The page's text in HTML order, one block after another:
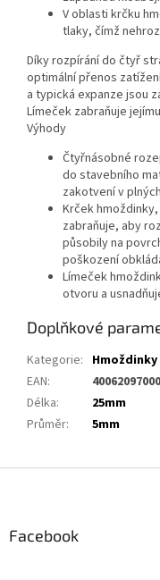
V oblasti krčku
tlaky, čímž
Díky rozpírání do čtyř
optimální přenos
a typická expanze jsou
Límeček zabraňuje
Výhody
Čtyřnásobné
do stavebního
zakotvení v
Krček
zabraňuje, aby
působily na
poškození
Límeček
otvoru a
Doplňkové
Kategorie: Hmoždinky
EAN:
Délka:
25mm
Průměr: 5mm
Facebook